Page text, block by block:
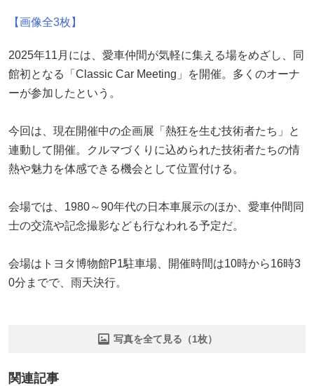
【画像全3枚】
2025年11月には、愛車仲間が気軽に集える場をめざし、同
館初となる「Classic Car Meeting」を開催。多くのオーナ
ーが参加したという。
今回は、現在開催中の企画展「熱狂を生む技術者たち」と
連動して開催。クルマづくりに込められた技術者たちの情
熱や魅力を体感できる機会として位置付ける。
会場では、1980～90年代の日本車展示のほか、愛車仲間同
士の交流や記念撮影なども行なわれる予定だ。
会場はトヨタ博物館P1駐車場、開催時間は10時から16時3
0分までで、雨天決行。
写真を全て見る（1枚）
関連記事